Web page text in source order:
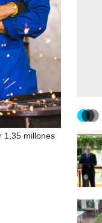
1,35 millones